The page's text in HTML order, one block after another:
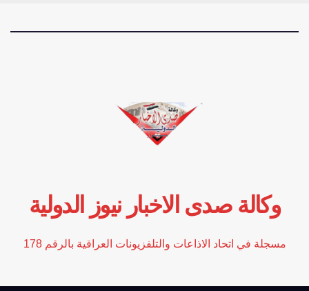
وكالة صدى الاخبار نيوز الدولية
مسجلة في اتحاد الاذاعات والتلفزيونات العراقية بالرقم 178